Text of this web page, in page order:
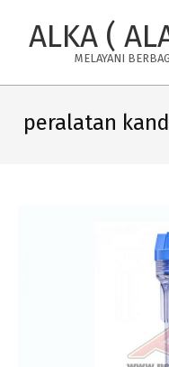
ALKA (
MELAYANI
Navigation
Menu
peralatan